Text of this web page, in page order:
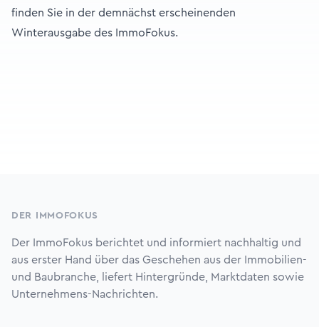
finden Sie in der demnächst erscheinenden
Winterausgabe des ImmoFokus.
DER IMMOFOKUS
Der ImmoFokus berichtet und informiert nachhaltig und
aus erster Hand über das Geschehen aus der Immobilien-
und Baubranche, liefert Hintergründe, Marktdaten sowie
Unternehmens-Nachrichten.